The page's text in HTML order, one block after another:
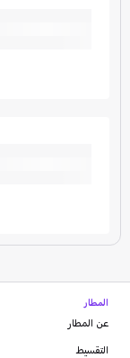
المطار
عن المطار
التقسيط